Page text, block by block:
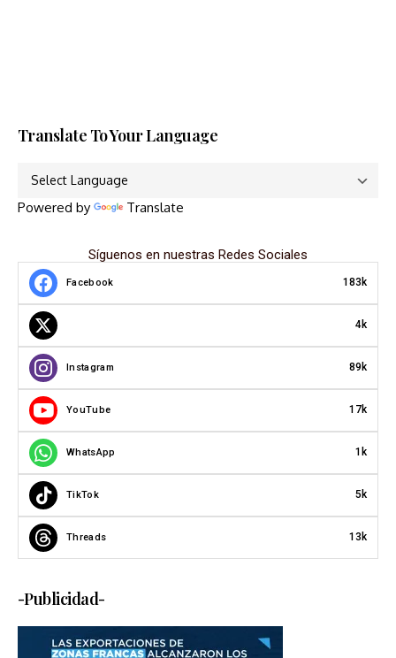
Translate To Your Language
Powered by Translate
Síguenos en nuestras Redes Sociales
Facebook 183k
4k
Instagram 89k
YouTube 17k
WhatsApp 1k
TikTok 5k
Threads 13k
-Publicidad-